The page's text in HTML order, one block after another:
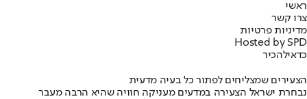
ראשי
צרו קשר
מדיניות פרטיות
Hosted by SPD
כדאילהכיר
הצעירים שמצליחים לפתור כל בעיה מדעית
נבחרת ישראל הצעירה במדעים מעניקה חוויה שהיא הרבה מעבר